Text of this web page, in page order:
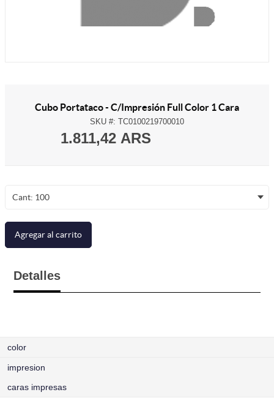
Cubo Portataco - C/Impresión Full Color 1 Cara
SKU #: TC0100219700010
1.811,42 ARS
Cant: 100
Agregar al carrito
Detalles
color
impresion
caras impresas